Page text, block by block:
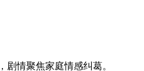
剧情聚焦家庭情感纠葛。